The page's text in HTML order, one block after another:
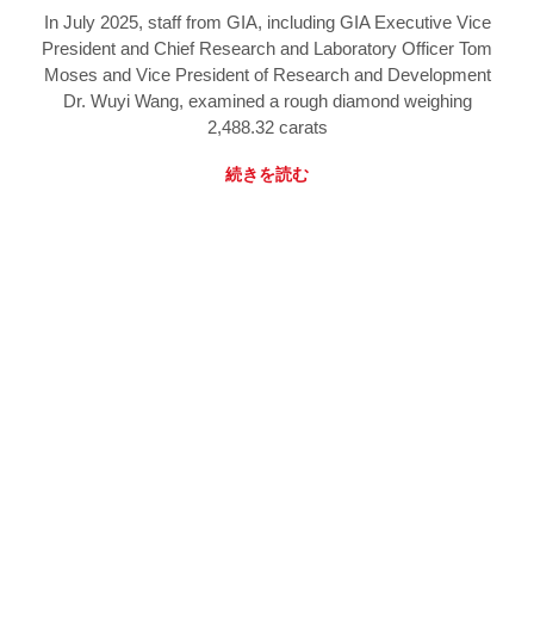
In July 2025, staff from GIA, including GIA Executive Vice
President and Chief Research and Laboratory Officer Tom
Moses and Vice President of Research and Development
Dr. Wuyi Wang, examined a rough diamond weighing
2,488.32 carats
続きを読む